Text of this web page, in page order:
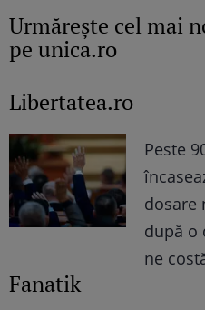
Urmăreşte cel mai
pe unica.ro
Libertatea.ro
Peste
dosare
după o
ne
Fanatik